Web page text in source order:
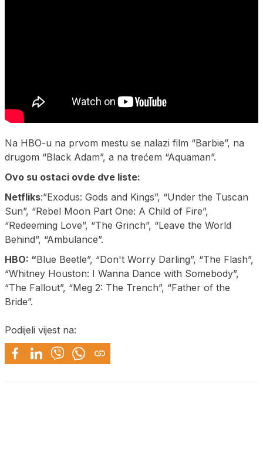
Na HBO-u na prvom mestu se nalazi film “Barbie”, na
drugom “Black Adam”, a na trećem “Aquaman”.
Ovo su ostaci ovde dve liste:
Netfliks:”Exodus: Gods and Kings”, “Under the Tuscan
Sun”, “Rebel Moon Part One: A Child of Fire”,
“Redeeming Love”, “The Grinch”, “Leave the World
Behind”, “Ambulance”.
HBO: “Blue Beetle”, “Don't Worry Darling”, “The Flash”,
“Whitney Houston: I Wanna Dance with Somebody”,
“The Fallout”, “Meg 2: The Trench”, “Father of the
Bride”.
Podijeli vijest na: